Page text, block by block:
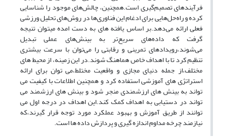
فرآیندهای تصمیم‌گیری است.همچنین، چالش‌های موجود را شناسایی
کرده و راه‌حل‌هایی برای ادغام این فناوری‌ها در روش‌های تحلیل ورزشی
فعلی ارائه می‌دهد.بر اساس یافته های به دست امده میتوان تنیجه
گرفت که داده‌های سریع‌تر به بینش‌های عملی تبدیل
می‌شوند،رویدادهای تمرینی و رقابتی را می‌توان با سرعت بیشتری
تنظیم کرد تا با اهداف خاص هماهنگ شوند.در این زمینه، از محیط های
مختلف،از جمله دنیای مجازی و واقعیت مختلط،می توان برای ارائه
استراتژی های آموزشی استفاده کرد و همچنین اطلاعات با کیفیت می
تواند به بینش های ارزشمندی منجر شود و بینش های ارزشمند می
تواند در دستیابی به اهداف کمک کند.این اهداف در درجه اول می
توانند از طریق آموزش و بهبود عملکرد مورد توجه قرار گیرند،که
نیازمند چرخه مداوم اندازه گیری و پردازش داده ها است.